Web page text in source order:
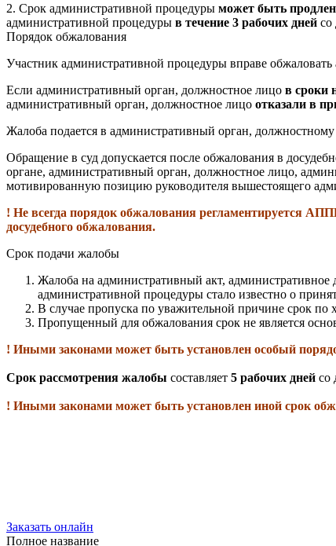
2. Срок административной процедуры может быть продлен
административной процедуры в течение 3 рабочих дней со
Порядок обжалования
Участник административной процедуры вправе обжаловать
Если административный орган, должностное лицо в сроки
административный орган, должностное лицо отказали в
Жалоба подается в административный орган,
Обращение в суд допускается после обжалования в
органе, административный орган, должностное лицо,
мотивированную позицию руководителя вышестоящего
! Не всегда порядок обжалования регламентируется
досудебного обжалования.
Срок подачи жалобы
Жалоба на административный акт, административное
административной процедуры стало известно о
В случае пропуска по уважительной причине срок по
Пропущенный для обжалования срок не является
! Иными законами может быть установлен особый
Срок рассмотрения жалобы составляет 5 рабочих дней со
! Иными законами может быть установлен иной срок
Заказать онлайн
Полное название